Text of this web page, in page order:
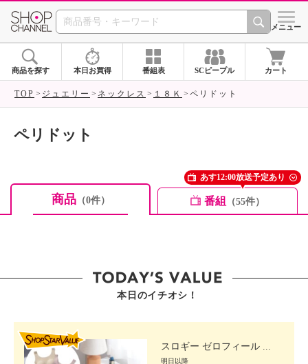
SHOP CHANNEL ショッ
メニュー
商品を探す 本日お買得 番組表 SCピープル カート
TOP ジュエリー ネックレス １８Ｋ ペリドット
ペリドット
商品（0件） 番組 （55件）
あす12:00放送予定あり
本日のイチオシ！
スロギー ゼロフィール ...
明日以降